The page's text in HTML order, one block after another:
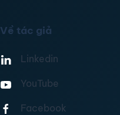
Về tác giả
Linkedin
YouTube
Facebook